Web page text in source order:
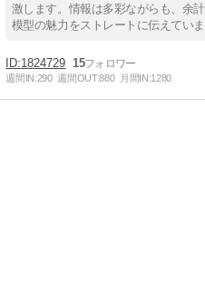
激します。情報は多彩ながらも、余
模型の魅力をストレートに伝えていま
1824729 15
週間IN:290 週間OUT:880 月間IN:1280